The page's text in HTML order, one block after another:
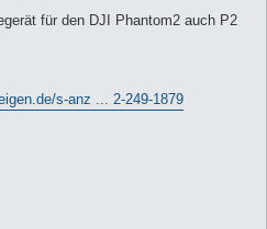
für den DJI Phantom2 auch P2
s-anz ... 2-249-1879